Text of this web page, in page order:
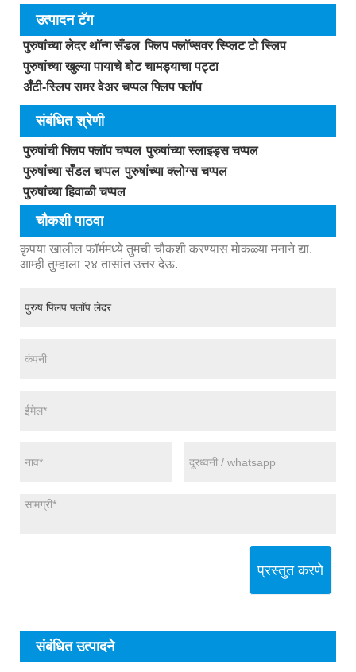
उत्पादन टॅग
पुरुषांच्या लेदर थॉन्ग सँडल फ्लिप फ्लॉप्सवर स्प्लिट टो स्लिप
पुरुषांच्या खुल्या पायाचे बोट चामड्याचा पट्टा
अँटी-स्लिप समर वेअर चप्पल फ्लिप फ्लॉप
संबंधित श्रेणी
पुरुषांची फ्लिप फ्लॉप चप्पल पुरुषांच्या स्लाइड्स चप्पल
पुरुषांच्या सँडल चप्पल पुरुषांच्या क्लोग्स चप्पल
पुरुषांच्या हिवाळी चप्पल
चौकशी पाठवा
कृपया खालील फॉर्ममध्ये तुमची चौकशी करण्यास मोकळ्या मनाने द्या.
आम्ही तुम्हाला २४ तासांत उत्तर देऊ.
प्रस्तुत करणे
संबंधित उत्पादने